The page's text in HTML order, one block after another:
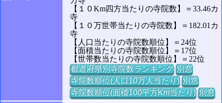
【１０Km四方当たりの寺院数】＝33.46カ
寺
【１０万世帯当たりの寺院数】＝182.01カ
寺
【人口当たりの寺院数順位】＝24位
【面積当たりの寺院数順位】＝17位
【世帯数当たりの寺院数順位】＝22位
都道府県別寺院数ランキング 別窓
寺院数順位(人口10万人当たり) 別窓
寺院数順位(面積100平方Km当たり) 別窓